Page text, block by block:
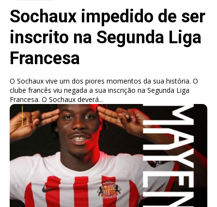
Sochaux impedido de ser
inscrito na Segunda Liga
Francesa
O Sochaux vive um dos piores momentos da sua história. O
clube francês viu negada a sua inscrição na Segunda Liga
Francesa. O Sochaux deverá...